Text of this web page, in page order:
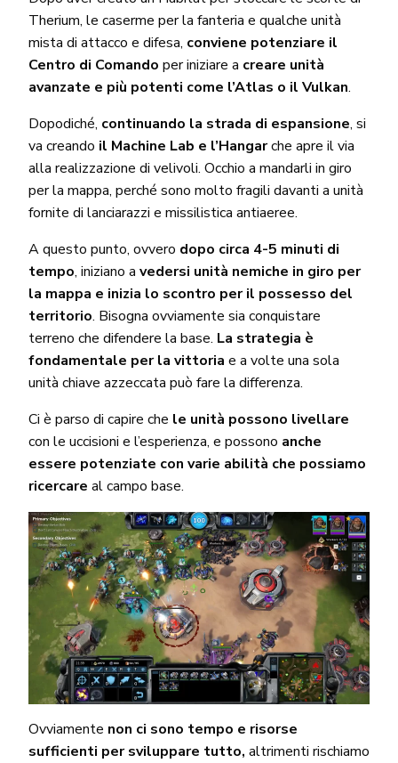
Therium, le caserme per la fanteria e qualche unità
mista di attacco e difesa, conviene potenziare il
Centro di Comando per iniziare a creare unità
avanzate e più potenti come l’Atlas o il Vulkan.
Dopodiché, continuando la strada di espansione, si
va creando il Machine Lab e l’Hangarche apre il via
alla realizzazione di velivoli. Occhio a mandarli in giro
per la mappa, perché sono molto fragili davanti a unità
fornite di lanciarazzi e missilistica antiaeree.
A questo punto, ovvero dopo circa 4-5 minuti di
tempo, iniziano a vedersi unità nemiche in giro per
la mappa e inizia lo scontro per il possesso del
territorio. Bisogna ovviamente sia conquistare
terreno che difendere la base. La strategia è
fondamentale per la vittoria e a volte una sola
unità chiave azzeccata può fare la differenza.
Ci è parso di capire che le unità possono livellare
con le uccisioni e l’esperienza, e possono anche
essere potenziate con varie abilità che possiamo
ricercare al campo base.
Ovviamente non ci sono tempo e risorse
sufficienti per sviluppare tutto, altrimenti rischiamo